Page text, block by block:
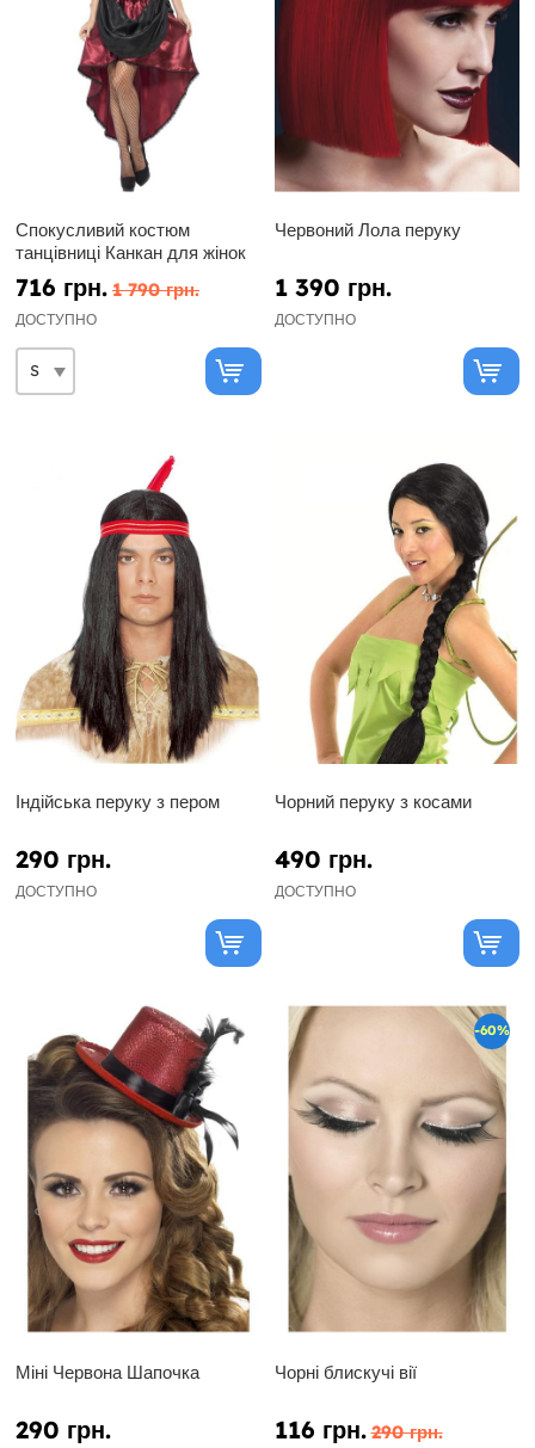
Спокусливий костюм
танцівниці Канкан для жінок
716 грн. 1 790 грн.
ДОСТУПНО
Червоний Лола перуку
1 390 грн.
ДОСТУПНО
Індійська перуку з пером
290 грн.
ДОСТУПНО
Чорний перуку з косами
490 грн.
ДОСТУПНО
Міні Червона Шапочка
290 грн.
-60%
Чорні блискучі вії
116 грн. 290 грн.